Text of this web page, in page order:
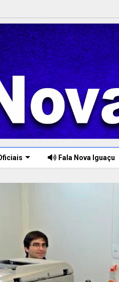
Fala Nova Iguaçu